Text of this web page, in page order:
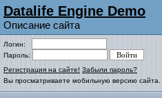
Datalife Engine Demo
Описание сайта
Логин:
Пароль:
Регистрация на сайте! Забыли пароль?
Вы просматриваете мобильную версию сайта.